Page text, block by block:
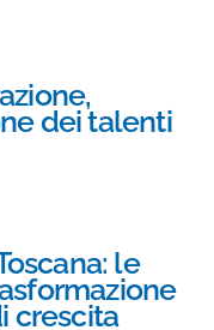
dei talenti
le
crescita